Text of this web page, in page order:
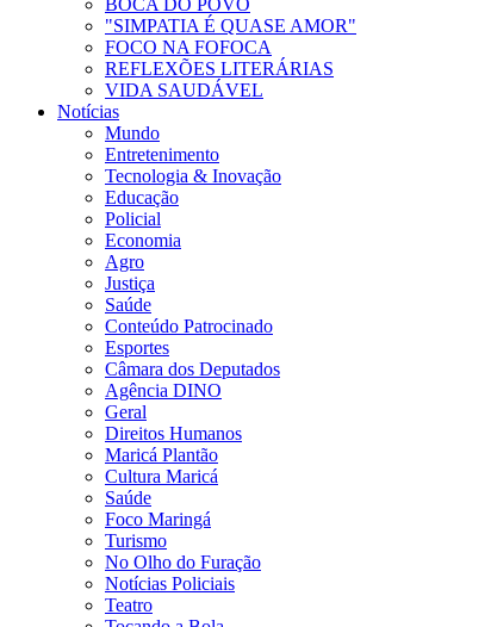
"SIMPATIA É QUASE AMOR"
FOCO NA FOFOCA
REFLEXÕES LITERÁRIAS
VIDA SAUDÁVEL
Notícias
Mundo
Entretenimento
Tecnologia & Inovação
Educação
Policial
Economia
Agro
Justiça
Saúde
Conteúdo Patrocinado
Esportes
Câmara dos Deputados
Agência DINO
Geral
Direitos Humanos
Maricá Plantão
Cultura Maricá
Saúde
Foco Maringá
Turismo
No Olho do Furação
Notícias Policiais
Teatro